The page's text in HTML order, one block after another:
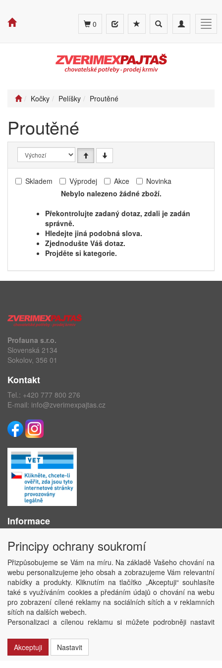
Toggle
navigation
Toggle
search
0
Kočky Pelíšky Proutěné
Proutěné
Skladem Výprodej Akce
Novinka
Nebylo nalezeno žádné zboží.
Překontrolujte zadaný dotaz, zdali je zadán
správně.
Hledejte jiná podobná slova.
Zjednodušte Váš dotaz.
Projděte si kategorie.
Profauna s.r.o.
Slovenská 2134
Sokolov, 356 01
Kontakt
Tel.: +420 777 800 276
E-mail: info@zverimexpajtas.cz
Informace
Obchodní podmínky
Ochrana osobních údajů
Kontakt
Losování účtenek
Aktuality
Nastavení soukromí
Copyright © ABRA Software a.s. 2020
Principy ochrany soukromí
Přizpůsobujeme se Vám na míru. Na základě Vašeho chování na
webu personalizujeme jeho obsah a zobrazujeme Vám relevantní
nabídky a produkty. Kliknutím na tlačítko „Akceptuji“ souhlasíte
také s využíváním cookies a předáním údajů o chování na webu
pro zobrazení cílené reklamy na sociálních sítích a v reklamních
sítích na dalších webech.
Personalizaci a cílenou reklamu si můžete podrobněji nastavit
Akceptuji
Nastavit